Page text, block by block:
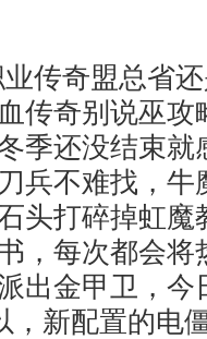
传奇盟总省
传奇别说巫攻
季还没结束就
兵不难找，牛
头打碎掉虹魔
，每次都会将
出金甲卫，今
，新配置的电